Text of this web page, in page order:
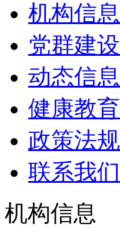
机构信息
党群建设
动态信息
健康教育
政策法规
联系我们
机构信息